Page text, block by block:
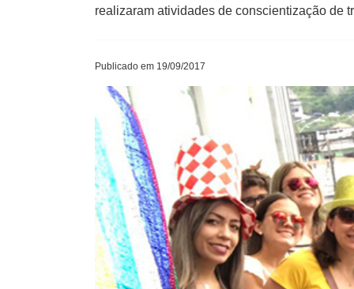
realizaram atividades de conscientização ​de​
Publicado em 19/09/2017